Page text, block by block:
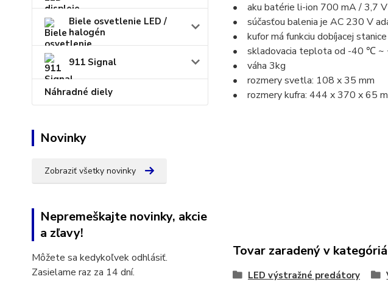
Biele osvetlenie LED /
halogén
911 Signal
Náhradné diely
Novinky
Zobraziť všetky novinky
Nepremeškajte novinky, akcie
a zľavy!
Môžete sa kedykoľvek odhlásiť.
Zasielame raz za 14 dní.
• aku batérie li-ion 700 mA / 3,7 V
• súčasťou balenia je AC 230 V
• kufor má funkciu dobíjacej
• skladovacia teplota od -40 ℃ ~
• váha 3kg
• rozmery svetla: 108 x 35 mm
• rozmery kufra: 444 x 370 x 65
Tovar zaradený v
LED výstražné predátory